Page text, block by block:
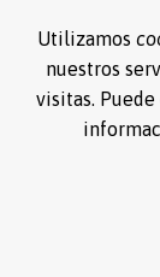
Utilizamos
nuestros
visitas.